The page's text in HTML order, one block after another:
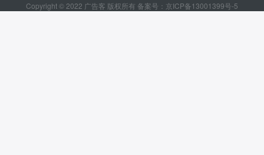
Copyright © 2022 广告客 版权所有 备案号： 京ICP备13001399号-5